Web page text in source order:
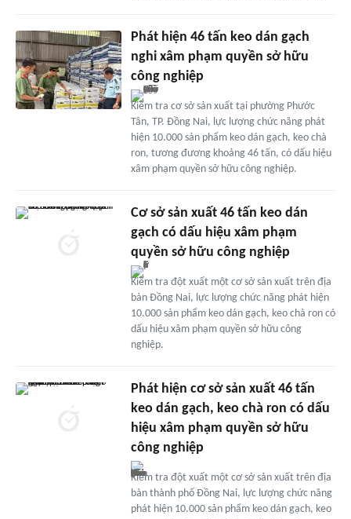
Phát hiện 46 tấn keo dán gạch
nghi xâm phạm quyền sở hữu
công nghiệp
Kiểm tra cơ sở sản xuất tại phường Phước
Tân, TP. Đồng Nai, lực lượng chức năng phát
hiện 10.000 sản phẩm keo dán gạch, keo chà
ron, tương đương khoảng 46 tấn, có dấu hiệu
xâm phạm quyền sở hữu công nghiệp.
Cơ sở sản xuất 46 tấn keo dán
gạch có dấu hiệu xâm phạm
quyền sở hữu công nghiệp
Kiểm tra đột xuất một cơ sở sản xuất trên địa
bàn Đồng Nai, lực lượng chức năng phát hiện
10.000 sản phẩm keo dán gạch, keo chà ron có
dấu hiệu xâm phạm quyền sở hữu công
nghiệp.
Phát hiện cơ sở sản xuất 46 tấn
keo dán gạch, keo chà ron có dấu
hiệu xâm phạm quyền sở hữu
công nghiệp
Kiểm tra đột xuất một cơ sở sản xuất trên địa
bàn thành phố Đồng Nai, lực lượng chức năng
phát hiện 10.000 sản phẩm keo dán gạch, keo